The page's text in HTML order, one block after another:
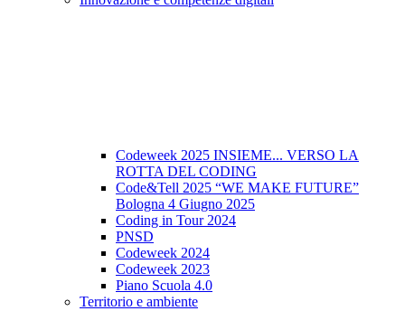
Codeweek 2025 INSIEME... VERSO LA
ROTTA DEL CODING
Code&Tell 2025 “WE MAKE FUTURE”
Bologna 4 Giugno 2025
Coding in Tour 2024
PNSD
Codeweek 2024
Codeweek 2023
Piano Scuola 4.0
Territorio e ambiente